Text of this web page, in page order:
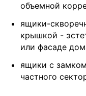
объемной
ящики-
крышкой -
или фасаде
ящики с
частного